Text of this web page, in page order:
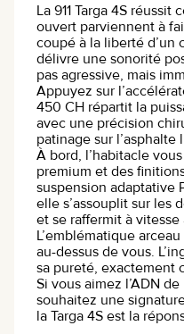
La 911 Targa 4S
ouvert parviennent à
coupé à la liberté d’un
délivre une sonorité
pas agressive, mais
Appuyez sur
450 CH répartit la
avec une précision
patinage sur
À bord, l’habitacle
premium et des
suspension adaptative
elle s’assouplit sur les
et se raffermit à
L’emblématique
au-dessus de vous.
sa pureté, exactement
Si vous aimez l’ADN de
souhaitez une
la Targa 4S est la